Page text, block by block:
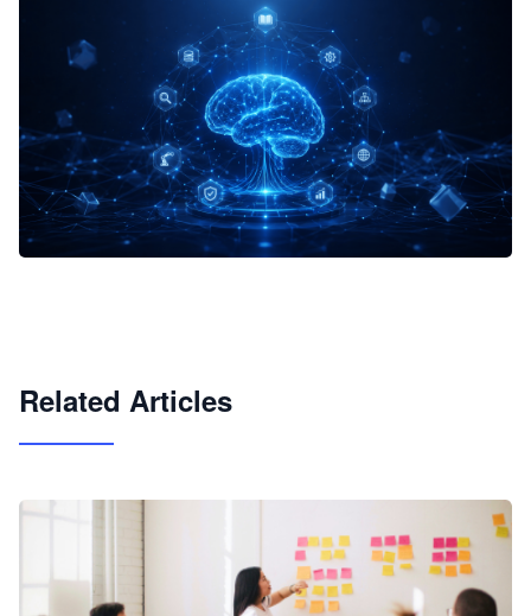
Related Articles